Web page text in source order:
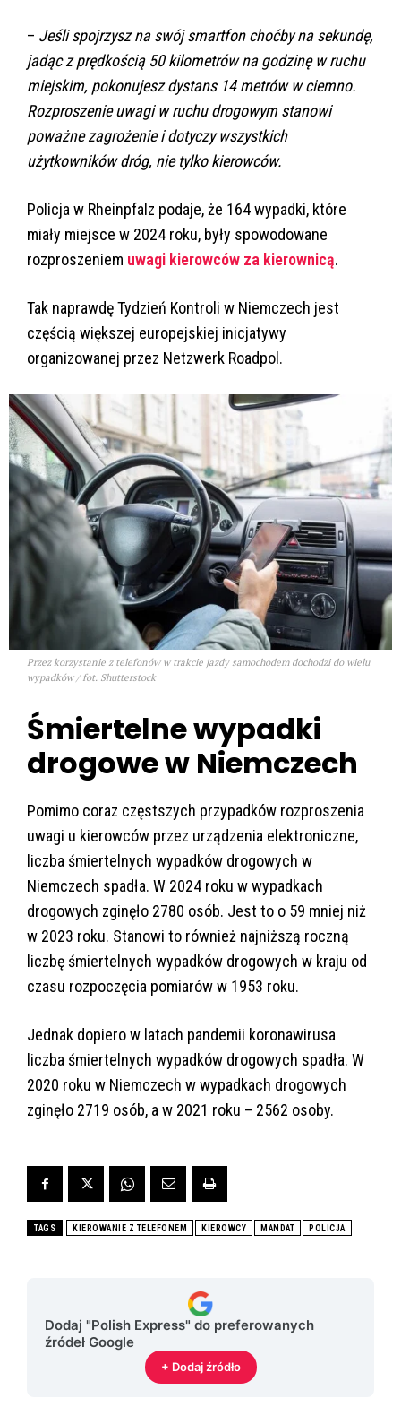
– Jeśli spojrzysz na swój smartfon choćby na sekundę,
jadąc z prędkością 50 kilometrów na godzinę w ruchu
miejskim, pokonujesz dystans 14 metrów w ciemno.
Rozproszenie uwagi w ruchu drogowym stanowi
poważne zagrożenie i dotyczy wszystkich
użytkowników dróg, nie tylko kierowców.
Policja w Rheinpfalz podaje, że 164 wypadki, które
miały miejsce w 2024 roku, były spowodowane
rozproszeniem uwagi kierowców za kierownicą.
Tak naprawdę Tydzień Kontroli w Niemczech jest
częścią większej europejskiej inicjatywy
organizowanej przez Netzwerk Roadpol.
Przez korzystanie z telefonów w trakcie jazdy samochodem dochodzi do wielu
wypadków / fot. Shutterstock
Śmiertelne wypadki
drogowe w Niemczech
Pomimo coraz częstszych przypadków rozproszenia
uwagi u kierowców przez urządzenia elektroniczne,
liczba śmiertelnych wypadków drogowych w
Niemczech spadła. W 2024 roku w wypadkach
drogowych zginęło 2780 osób. Jest to o 59 mniej niż
w 2023 roku. Stanowi to również najniższą roczną
liczbę śmiertelnych wypadków drogowych w kraju od
czasu rozpoczęcia pomiarów w 1953 roku.
Jednak dopiero w latach pandemii koronawirusa
liczba śmiertelnych wypadków drogowych spadła. W
2020 roku w Niemczech w wypadkach drogowych
zginęło 2719 osób, a w 2021 roku – 2562 osoby.
TAGS KIEROWANIE Z TELEFONEM KIEROWCY MANDAT POLICJA
Dodaj "Polish Express" do preferowanych
źródeł Google
+ Dodaj źródło